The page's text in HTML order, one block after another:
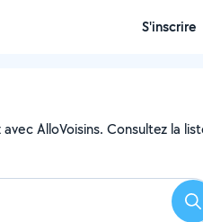
S'inscrire
AlloVoisins. Consultez la